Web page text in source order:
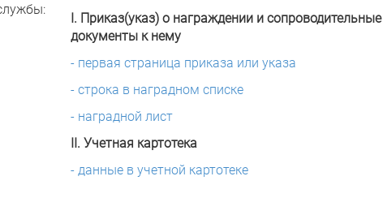
I. Приказ(указ) о награждении и сопроводительные
документы к нему
- первая страница приказа или указа
- строка в наградном списке
- наградной лист
II. Учетная картотека
- данные в учетной картотеке